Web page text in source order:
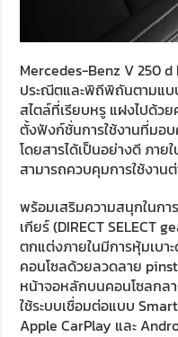
Mercedes-Benz V 250
ประณีตและพิถีพิถันตามแบ
สไตล์ที่เรียบหรู แฝงไปด้ว
ตั้งฟังก์ชั่นการใช้งานที่มอ
โดยสารได้เป็นอย่างดี ภา
สามารถควบคุมการใช้งาน
พร้อมเสริมความสนุกในก
เกียร์ (DIRECT SELECT
ตกแต่งภายในมีการหุ้มเบ
คอนโซลด้วยลวดลาย
หน้าจอหลักบนคอนโซลกล
ใช้ระบบเชื่อมต่อแบบ
Apple CarPlay และ